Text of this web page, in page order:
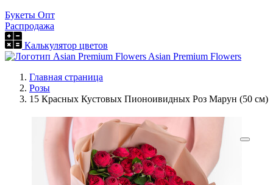
Букеты Опт
Распродажа
Калькулятор цветов
Asian Premium Flowers
Главная страница
Розы
15 Красных Кустовых Пионоивидных Роз Марун (50 см)